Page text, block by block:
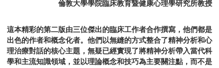
倫敦大學學院臨床教育暨健康心理學研究所教授
這本精彩的第二版由三位傑出的臨床工作者合作撰寫，他們都是
出色的作者和概念化者。他們以無縫的方式整合了精神分析和心
理治療對話的核心主題，無疑已經實現了將精神分析帶入當代科
學和主流知識領域，並以理論概念和技巧為主要關注點，而不是